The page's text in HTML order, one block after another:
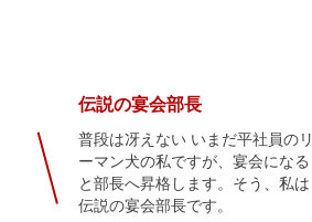
伝説の宴会部長
普段は冴えない いまだ平社員のリ
ーマン犬の私ですが、宴会になる
と部長へ昇格します。そう、私は
伝説の宴会部長です。